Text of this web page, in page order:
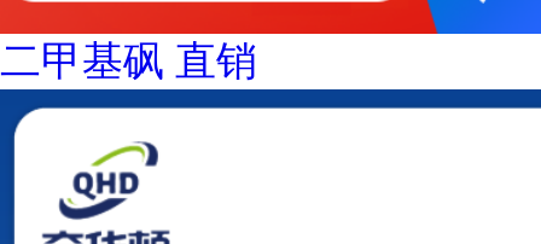
二甲基砜 直销